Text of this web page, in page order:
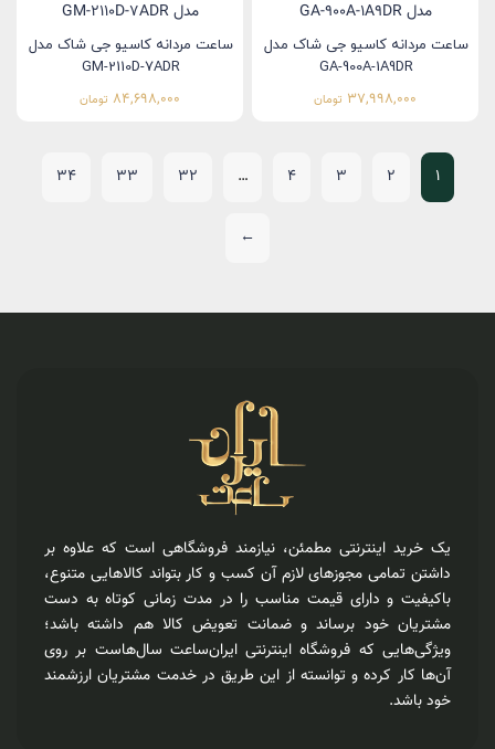
ساعت مردانه کاسیو جی شاک مدل
GA-900A-1A9DR
37,998,000 تومان
ساعت مردانه کاسیو جی شاک مدل
GM-2110D-7ADR
84,698,000 تومان
1
2
3
4
…
32
33
34
←
یک خرید اینترنتی مطمئن، نیازمند فروشگاهی است که علاوه بر
داشتن تمامی مجوزهای لازم آن کسب و کار بتواند کالاهایی متنوع،
باکیفیت و دارای قیمت مناسب را در مدت زمانی کوتاه به دست
مشتریان خود برساند و ضمانت تعویض کالا هم داشته باشد؛
ویژگی‌هایی که فروشگاه اینترنتی ایران‌ساعت سال‌هاست بر روی
آن‌ها کار کرده و توانسته از این طریق در خدمت مشتریان ارزشمند
خود باشد.